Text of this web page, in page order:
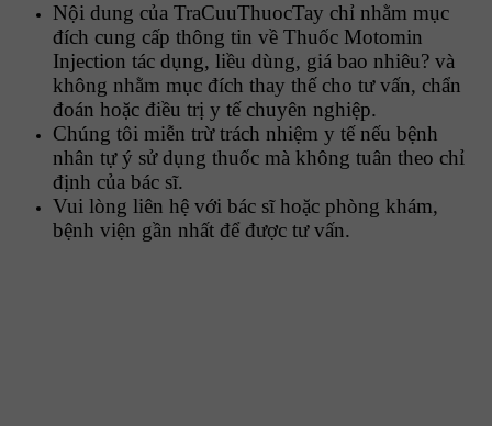
Nội dung của TraCuuThuocTay chỉ nhằm mục
đích cung cấp thông tin về Thuốc Motomin
Injection tác dụng, liều dùng, giá bao nhiêu? và
không nhằm mục đích thay thế cho tư vấn, chẩn
đoán hoặc điều trị y tế chuyên nghiệp.
Chúng tôi miễn trừ trách nhiệm y tế nếu bệnh
nhân tự ý sử dụng thuốc mà không tuân theo chỉ
định của bác sĩ.
Vui lòng liên hệ với bác sĩ hoặc phòng khám,
bệnh viện gần nhất để được tư vấn.